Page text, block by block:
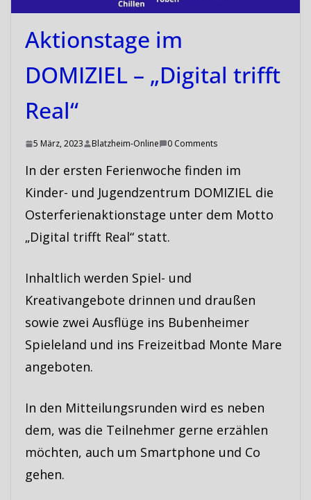
Aktionstage im
DOMIZIEL – „Digital trifft
Real“
5 März, 2023 Blatzheim-Online 0 Comments
In der ersten Ferienwoche finden im
Kinder- und Jugendzentrum DOMIZIEL die
Osterferienaktionstage unter dem Motto
„Digital trifft Real“ statt.
Inhaltlich werden Spiel- und
Kreativangebote drinnen und draußen
sowie zwei Ausflüge ins Bubenheimer
Spieleland und ins Freizeitbad Monte Mare
angeboten.
In den Mitteilungsrunden wird es neben
dem, was die Teilnehmer gerne erzählen
möchten, auch um Smartphone und Co
gehen.